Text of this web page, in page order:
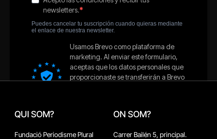
QUI SOM?
Fundació Periodisme Plural
ON SOM?
Carrer Bailén 5, principal.